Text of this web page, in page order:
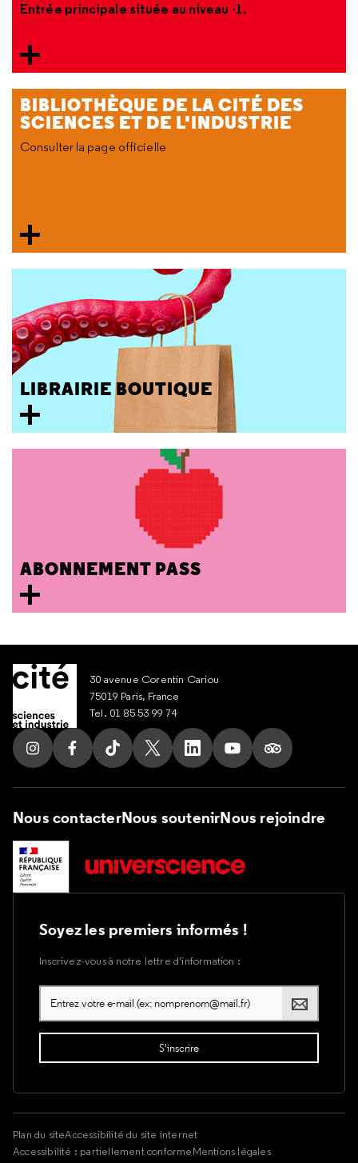
Entrée principale située au niveau -1.
BIBLIOTHÈQUE DE LA CITÉ DES
SCIENCES ET DE L'INDUSTRIE
Consulter la page officielle
LIBRAIRIE BOUTIQUE
ABONNEMENT PASS
30 avenue Corentin Cariou
75019 Paris, France
Tel. 01 85 53 99 74
Suivez nous sur Instagram
Suivez nous sur Facebook
Suivez nous sur Tik Tok
Suivez nous sur X
Suivez nous sur LinkedIn
Suivez nous sur
Suivez nous
Nous contacterNous soutenirNous rejoindre
Soyez les premiers informés !
Inscrivez-vous à notre lettre d’information :
Plan du siteAccessibilité du site internet
Accessibilité : partiellement conformeMentions légales